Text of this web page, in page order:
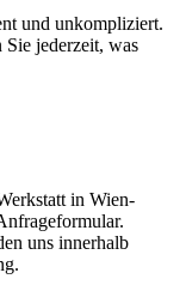
und unkompliziert.
jederzeit, was
in Wien-
uns innerhalb